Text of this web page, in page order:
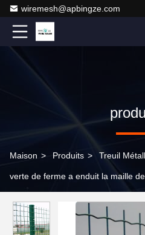
wiremesh@apbingze.com
Maison > Produits > Treuil
verte de ferme a enduit la maille